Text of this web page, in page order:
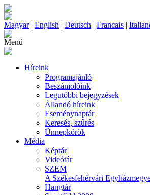
Magyar| English | Deutsch | Francais |
Menü
Híreink
Programajánló
Beszámolóink
Legutóbbi bejegyzések
Állandó híreink
Eseménynaptár
Keresés, szűrés
Ünnepkörök
Média
Képtár
Videótár
SZEM
A Székesfehérvári
Hangtár